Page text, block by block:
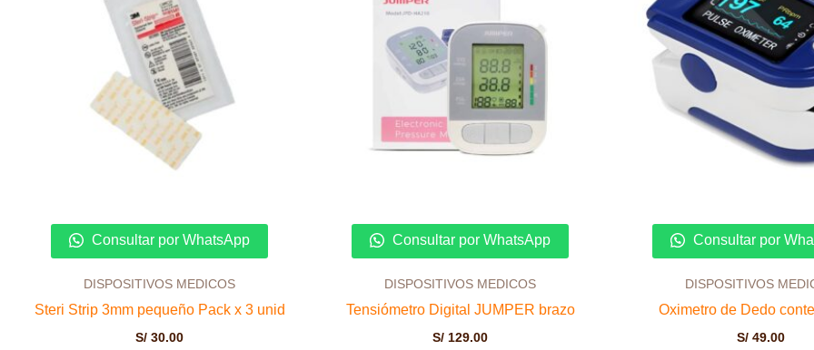
Consultar por WhatsApp
DISPOSITIVOS MEDICOS
Steri Strip 3mm pequeño Pack x 3 unid
S/ 30.00
Consultar por WhatsApp
DISPOSITIVOS MEDICOS
Tensiómetro Digital JUMPER brazo
S/ 129.00
Consultar por
DISPOSITIVOS
Oximetro de Dedo
S/ 49.00